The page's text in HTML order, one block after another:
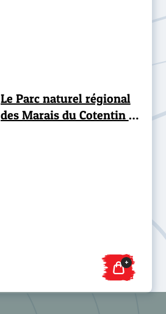
Le Parc naturel régional
des Marais du Cotentin et
+